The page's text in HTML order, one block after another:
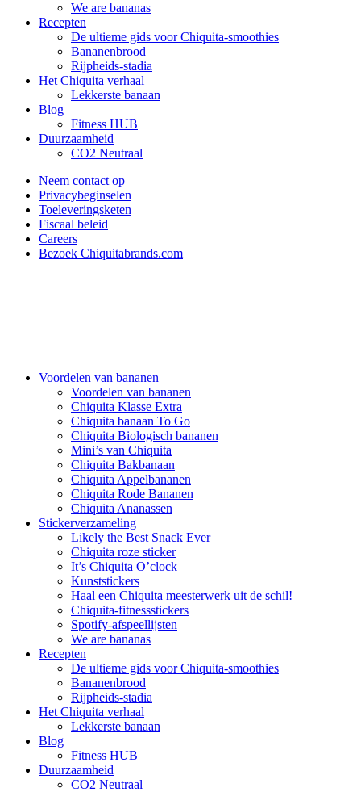
We are bananas
Recepten
De ultieme gids voor Chiquita-smoothies
Bananenbrood
Rijpheids-stadia
Het Chiquita verhaal
Lekkerste banaan
Blog
Fitness HUB
Duurzaamheid
CO2 Neutraal
Neem contact op
Privacybeginselen
Toeleveringsketen
Fiscaal beleid
Careers
Bezoek Chiquitabrands.com
Voordelen van bananen
Voordelen van bananen
Chiquita Klasse Extra
Chiquita banaan To Go
Chiquita Biologisch bananen
Mini’s van Chiquita
Chiquita Bakbanaan
Chiquita Appelbananen
Chiquita Rode Bananen
Chiquita Ananassen
Stickerverzameling
Likely the Best Snack Ever
Chiquita roze sticker
It’s Chiquita O’clock
Kunststickers
Haal een Chiquita meesterwerk uit de schil!
Chiquita-fitnessstickers
Spotify-afspeellijsten
We are bananas
Recepten
De ultieme gids voor Chiquita-smoothies
Bananenbrood
Rijpheids-stadia
Het Chiquita verhaal
Lekkerste banaan
Blog
Fitness HUB
Duurzaamheid
CO2 Neutraal